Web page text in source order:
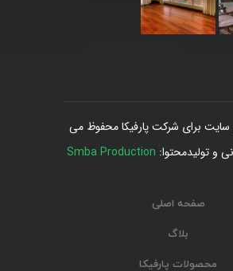
برای شرکت پارفیکا محفوظ می
و تولیدمحتوا: Smba Production
صفحه اصلی
بلاگ
محصولات پارفیکا